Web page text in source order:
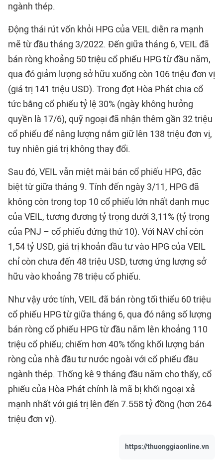
ngành thép.
Động thái rút vốn khỏi HPG của VEIL diễn ra mạnh
mẽ từ đầu tháng 3/2022. Đến giữa tháng 6, VEIL đã
bán ròng khoảng 50 triệu cổ phiếu HPG từ đầu năm,
qua đó giảm lượng sở hữu xuống còn 106 triệu đơn vị
(giá trị 141 triệu USD). Trong đợt Hòa Phát chia cổ
tức bằng cổ phiếu tỷ lệ 30% (ngày không hưởng
quyền là 17/6), quỹ ngoại đã nhận thêm gần 32 triệu
cổ phiếu để nâng lượng nắm giữ lên 138 triệu đơn vị,
tuy nhiên giá trị không thay đổi.
Sau đó, VEIL vẫn miệt mài bán cổ phiếu HPG, đặc
biệt từ giữa tháng 9. Tính đến ngày 3/11, HPG đã
không còn trong top 10 cổ phiếu lớn nhất danh mục
của VEIL, tương đương tỷ trọng dưới 3,11% (tỷ trọng
của PNJ – cổ phiếu đứng thứ 10). Với NAV chỉ còn
1,54 tỷ USD, giá trị khoản đầu tư vào HPG của VEIL
chỉ còn chưa đến 48 triệu USD, tương ứng lượng sở
hữu vào khoảng 78 triệu cổ phiếu.
Như vậy ước tính, VEIL đã bán ròng tối thiểu 60 triệu
cổ phiếu HPG từ giữa tháng 6, qua đó nâng số lượng
bán ròng cổ phiếu HPG từ đầu năm lên khoảng 110
triệu cổ phiếu; chiếm hơn 40% tổng khối lượng bán
ròng của nhà đầu tư nước ngoài với cổ phiếu đầu
ngành thép. Thống kê 9 tháng đầu năm cho thấy, cổ
phiếu của Hòa Phát chính là mã bị khối ngoại xả
mạnh nhất với giá trị lên đến 7.558 tỷ đồng (hơn 264
triệu đơn vị).
https://thuonggiaonline.vn